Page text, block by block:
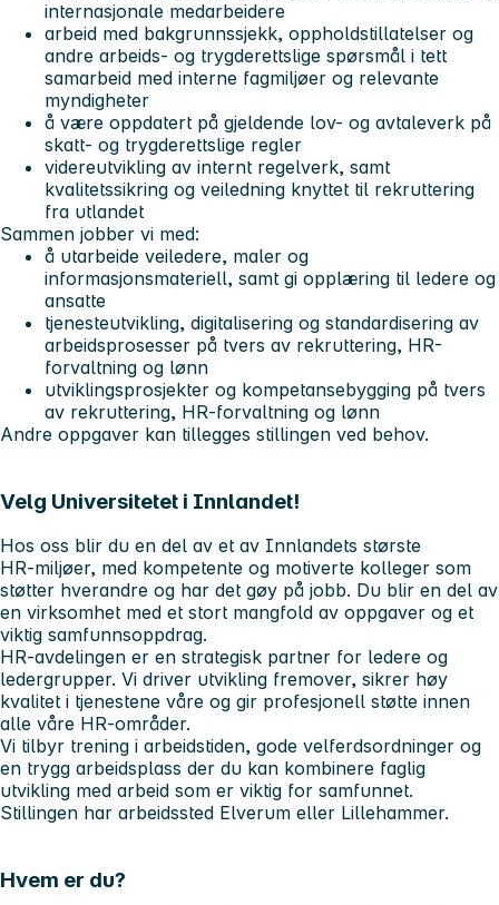
internasjonale medarbeidere
arbeid med bakgrunnssjekk, oppholdstillatelser og
andre arbeids- og trygderettslige spørsmål i tett
samarbeid med interne fagmiljøer og relevante
myndigheter
å være oppdatert på gjeldende lov- og avtaleverk på
skatt- og trygderettslige regler
videreutvikling av internt regelverk, samt
kvalitetssikring og veiledning knyttet til rekruttering
fra utlandet
Sammen jobber vi med:
å utarbeide veiledere, maler og
informasjonsmateriell, samt gi opplæring til ledere og
ansatte
tjenesteutvikling, digitalisering og standardisering av
arbeidsprosesser på tvers av rekruttering, HR-
forvaltning og lønn
utviklingsprosjekter og kompetansebygging på tvers
av rekruttering, HR-forvaltning og lønn
Andre oppgaver kan tillegges stillingen ved behov.
Velg Universitetet i Innlandet!
Hos oss blir du en del av et av Innlandets største
HR‑miljøer, med kompetente og motiverte kolleger som
støtter hverandre og har det gøy på jobb. Du blir en del av
en virksomhet med et stort mangfold av oppgaver og et
viktig samfunnsoppdrag.
HR-avdelingen er en strategisk partner for ledere og
ledergrupper. Vi driver utvikling fremover, sikrer høy
kvalitet i tjenestene våre og gir profesjonell støtte innen
alle våre HR-områder.
Vi tilbyr trening i arbeidstiden, gode velferdsordninger og
en trygg arbeidsplass der du kan kombinere faglig
utvikling med arbeid som er viktig for samfunnet.
Stillingen har arbeidssted Elverum eller Lillehammer.
Hvem er du?